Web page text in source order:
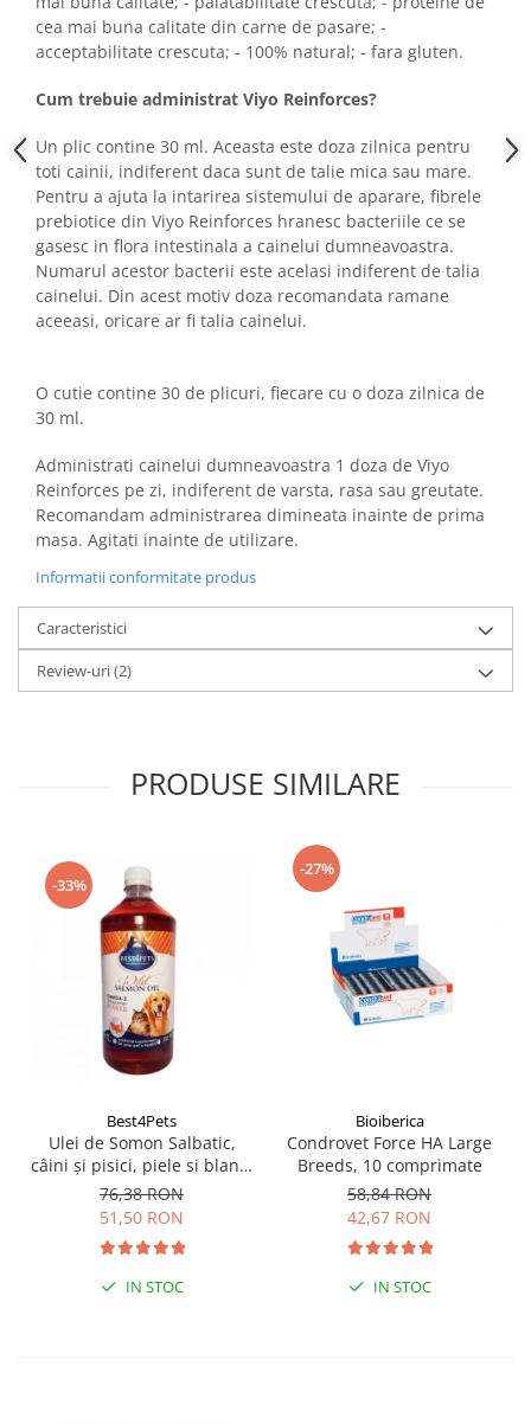
cea mai buna calitate din carne de pasare; -
acceptabilitate crescuta; - 100% natural; - fara gluten.
Cum trebuie administrat Viyo Reinforces?
Un plic contine 30 ml. Aceasta este doza zilnica pentru
toti cainii, indiferent daca sunt de talie mica sau mare.
Pentru a ajuta la intarirea sistemului de aparare, fibrele
prebiotice din Viyo Reinforces hranesc bacteriile ce se
gasesc in flora intestinala a cainelui dumneavoastra.
Numarul acestor bacterii este acelasi indiferent de talia
cainelui. Din acest motiv doza recomandata ramane
aceeasi, oricare ar fi talia cainelui.
O cutie contine 30 de plicuri, fiecare cu o doza zilnica de
30 ml.
Administrati cainelui dumneavoastra 1 doza de Viyo
Reinforces pe zi, indiferent de varsta, rasa sau greutate.
Recomandam administrarea dimineata inainte de prima
masa. Agitati inainte de utilizare.
Informatii conformitate produs
Caracteristici
Review-uri(2)
PRODUSE SIMILARE
-33%
Best4Pets
Ulei de Somon Salbatic,
câini și pisici, piele si blană,
76,38 RON
51,50 RON
IN STOC
-27%
Bioiberica
Condrovet Force HA Large
Breeds, 10 comprimate
58,84 RON
42,67 RON
IN STOC